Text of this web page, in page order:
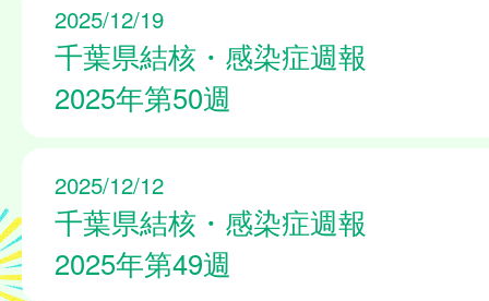
2025/12/19
千葉県結核・感染症週報
2025年第50週
2025/12/12
千葉県結核・感染症週報
2025年第49週